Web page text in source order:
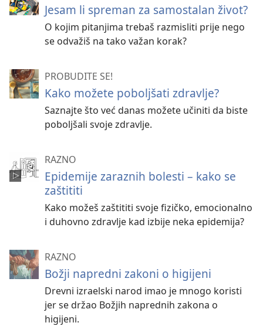
Jesam li spreman za samostalan život?
O kojim pitanjima trebaš razmisliti prije nego
se odvažiš na tako važan korak?
PROBUDITE SE!
Kako možete poboljšati zdravlje?
Saznajte što već danas možete učiniti da biste
poboljšali svoje zdravlje.
RAZNO
Epidemije zaraznih bolesti – kako se
zaštititi
Kako možeš zaštititi svoje fizičko, emocionalno
i duhovno zdravlje kad izbije neka epidemija?
RAZNO
Božji napredni zakoni o higijeni
Drevni izraelski narod imao je mnogo koristi
jer se držao Božjih naprednih zakona o
higijeni.